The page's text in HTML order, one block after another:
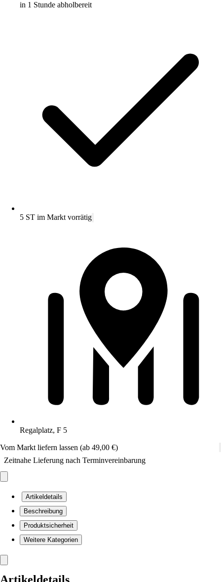
in 1 Stunde abholbereit
5 ST im Markt vorrätig
Regalplatz, F 5
Vom Markt liefern lassen (ab 49,00 €)
Zeitnahe Lieferung nach Terminvereinbarung
Artikeldetails
Beschreibung
Produktsicherheit
Weitere Kategorien